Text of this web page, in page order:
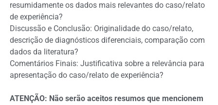
resumidamente os dados mais relevantes do caso/relato
de experiência?
Discussão e Conclusão: Originalidade do caso/relato,
descrição de diagnósticos diferenciais, comparação com
dados da literatura?
Comentários Finais: Justificativa sobre a relevância para
apresentação do caso/relato de experiência?
ATENÇÃO: Não serão aceitos resumos que mencionem